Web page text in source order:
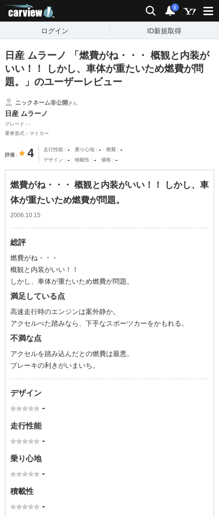
検索 通知
i
ログイン ID新規取得
日産 ムラーノ 「燃費がね・・・ 概観と内装が
いい！！ しかし、車体が重たいため燃費が問
題。」のユーザーレビュー
ニックネーム非公開さん
日産 ムラーノ
グレード：-
乗車形式：マイカー
評価 4 走行性能 - 乗り心地 - 燃費 -
デザイン - 積載性 - 価格 -
燃費がね・・・ 概観と内装がいい！！ しかし、車
体が重たいため燃費が問題。
2006.10.15
総評
燃費がね・・・
概観と内装がいい！！
しかし、車体が重たいため燃費が問題。
満足している点
高速走行時のエンジンは案外静か。
アクセルべた踏みなら、下手なスポーツカーをかもれる。
不満な点
アクセルを踏み込んだとの燃費は最悪。
ブレーキの利きがいまいち。
デザイン
-
走行性能
-
乗り心地
-
積載性
-